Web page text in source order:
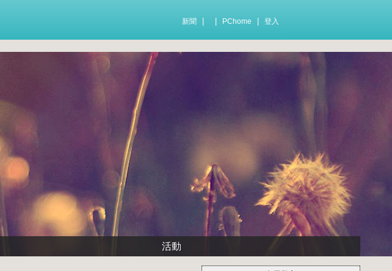
新聞 PChome 登入
活動